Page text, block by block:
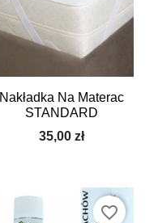
Nakładka Na Materac
STANDARD
35,00 zł
favorite_border